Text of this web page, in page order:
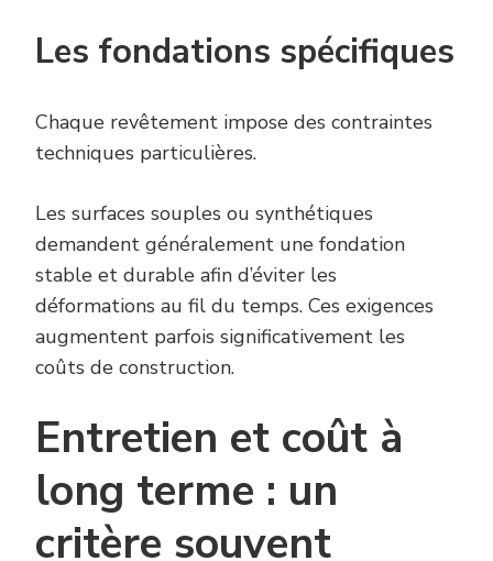
Les fondations spécifiques
Chaque revêtement impose des contraintes
techniques particulières.
Les surfaces souples ou synthétiques
demandent généralement une fondation
stable et durable afin d’éviter les
déformations au fil du temps. Ces exigences
augmentent parfois significativement les
coûts de construction.
Entretien et coût à
long terme : un
critère souvent